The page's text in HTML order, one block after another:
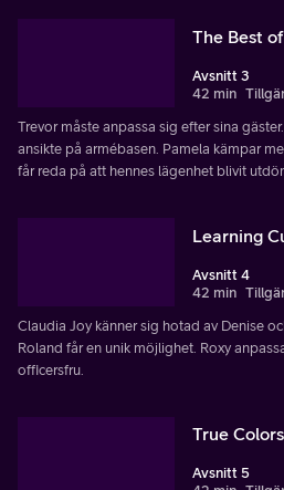
The Best
Avsnitt 3
42 min
Trevor måste anpassa sig efter sina
ansikte på armébasen. Pamela kämpar
får reda på att hennes lägenhet blivit
Learning
Avsnitt 4
42 min
Claudia Joy känner sig hotad av Denise
Roland får en unik möjlighet. Roxy
officersfru.
True Colors
Avsnitt 5